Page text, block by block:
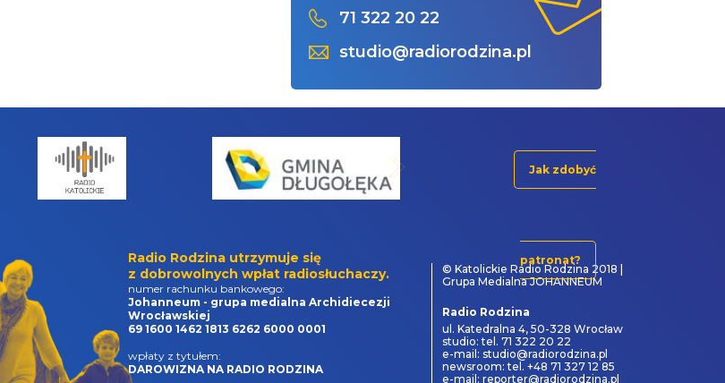
71 322 20 22
studio@radiorodzina.pl
Jak zdobyć
patronat?
Radio Rodzina utrzymuje się
z dobrowolnych wpłat radiosłuchaczy.
numer rachunku bankowego:
Johanneum - grupa medialna Archidiecezji
Wrocławskiej
69 1600 1462 1813 6262 6000 0001
wpłaty z tytułem:
DAROWIZNA NA RADIO RODZINA
© Katolickie Radio Rodzina 2018 |
Grupa Medialna JOHANNEUM
Radio Rodzina
ul. Katedralna 4, 50-328 Wrocław
studio: tel. 71 322 20 22
e-mail: studio@radiorodzina.pl
newsroom: tel. +48 71 327 12 85
e-mail: reporter@radiorodzina.pl